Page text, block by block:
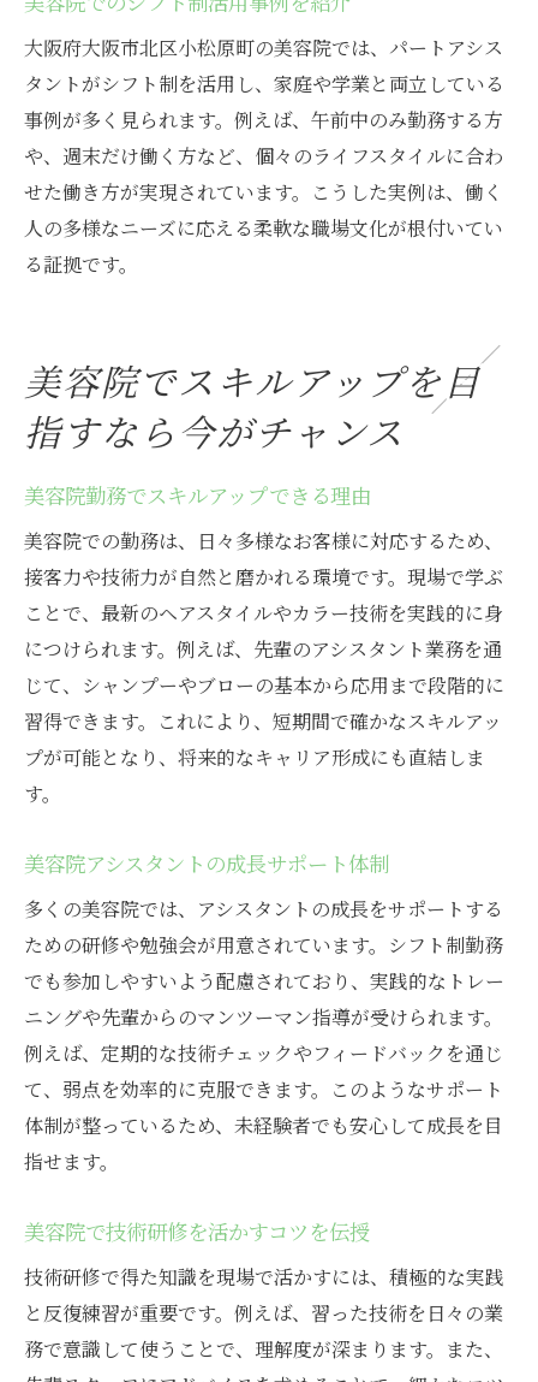
大阪府大阪市北区小松原町の美容院では、パートアシス
タントがシフト制を活用し、家庭や学業と両立している
事例が多く見られます。例えば、午前中のみ勤務する方
や、週末だけ働く方など、個々のライフスタイルに合わ
せた働き方が実現されています。こうした実例は、働く
人の多様なニーズに応える柔軟な職場文化が根付いてい
る証拠です。
美容院でスキルアップを目
指すなら今がチャンス
美容院勤務でスキルアップできる理由
美容院での勤務は、日々多様なお客様に対応するため、
接客力や技術力が自然と磨かれる環境です。現場で学ぶ
ことで、最新のヘアスタイルやカラー技術を実践的に身
につけられます。例えば、先輩のアシスタント業務を通
じて、シャンプーやブローの基本から応用まで段階的に
習得できます。これにより、短期間で確かなスキルアッ
プが可能となり、将来的なキャリア形成にも直結しま
す。
美容院アシスタントの成長サポート体制
多くの美容院では、アシスタントの成長をサポートする
ための研修や勉強会が用意されています。シフト制勤務
でも参加しやすいよう配慮されており、実践的なトレー
ニングや先輩からのマンツーマン指導が受けられます。
例えば、定期的な技術チェックやフィードバックを通じ
て、弱点を効率的に克服できます。このようなサポート
体制が整っているため、未経験者でも安心して成長を目
指せます。
美容院で技術研修を活かすコツを伝授
技術研修で得た知識を現場で活かすには、積極的な実践
と反復練習が重要です。例えば、習った技術を日々の業
務で意識して使うことで、理解度が深まります。また、